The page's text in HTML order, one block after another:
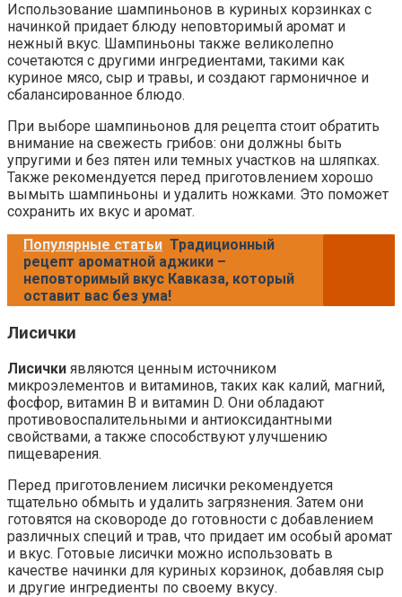
Использование шампиньонов в куриных корзинках с
начинкой придает блюду неповторимый аромат и
нежный вкус. Шампиньоны также великолепно
сочетаются с другими ингредиентами, такими как
куриное мясо, сыр и травы, и создают гармоничное и
сбалансированное блюдо.
При выборе шампиньонов для рецепта стоит обратить
внимание на свежесть грибов: они должны быть
упругими и без пятен или темных участков на шляпках.
Также рекомендуется перед приготовлением хорошо
вымыть шампиньоны и удалить ножками. Это поможет
сохранить их вкус и аромат.
Популярные статьи Традиционный
рецепт ароматной аджики –
неповторимый вкус Кавказа, который
оставит вас без ума!
Лисички
Лисички являются ценным источником
микроэлементов и витаминов, таких как калий, магний,
фосфор, витамин В и витамин D. Они обладают
противовоспалительными и антиоксидантными
свойствами, а также способствуют улучшению
пищеварения.
Перед приготовлением лисички рекомендуется
тщательно обмыть и удалить загрязнения. Затем они
готовятся на сковороде до готовности с добавлением
различных специй и трав, что придает им особый аромат
и вкус. Готовые лисички можно использовать в
качестве начинки для куриных корзинок, добавляя сыр
и другие ингредиенты по своему вкусу.